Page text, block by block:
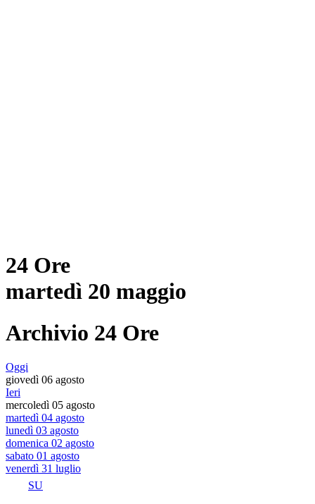
24 Ore
martedì 20 maggio
Archivio 24 Ore
Oggi
giovedì 06 agosto
Ieri
mercoledì 05 agosto
martedì 04 agosto
lunedì 03 agosto
domenica 02 agosto
sabato 01 agosto
venerdì 31 luglio
SU